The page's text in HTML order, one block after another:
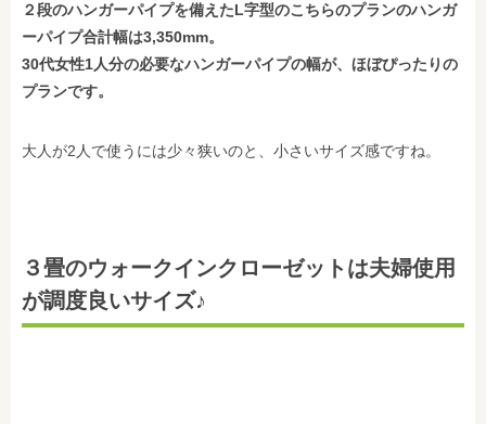
２段のハンガーパイプを備えたL字型のこちらのプランのハンガ
ーパイプ合計幅は3,350mm。
30代女性1人分の必要なハンガーパイプの幅が、ほぼぴったりの
プランです。
大人が2人で使うには少々狭いのと、小さいサイズ感ですね。
３畳のウォークインクローゼットは夫婦使用
が調度良いサイズ♪